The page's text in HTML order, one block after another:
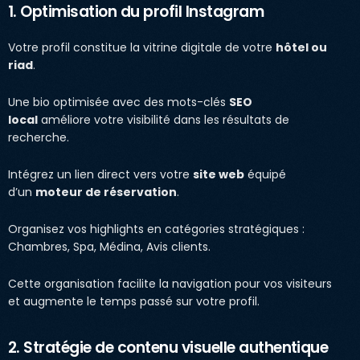
1. Optimisation du profil Instagram
Votre profil constitue la vitrine digitale de votre hôtel ou
riad.
Une bio optimisée avec des mots-clés SEO
local améliore votre visibilité dans les résultats de
recherche.
Intégrez un lien direct vers votre site web équipé
d’un moteur de réservation.
Organisez vos highlights en catégories stratégiques :
Chambres, Spa, Médina, Avis clients.
Cette organisation facilite la navigation pour vos visiteurs
et augmente le temps passé sur votre profil.
2. Stratégie de contenu visuelle authentique